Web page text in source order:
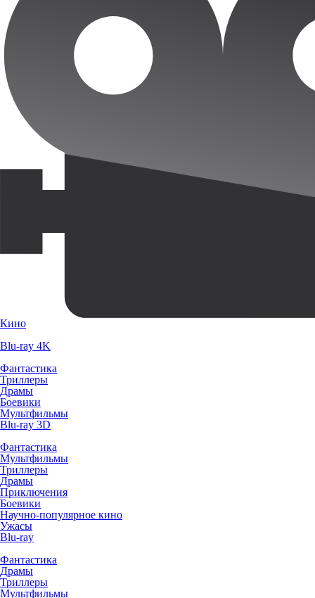
Кино
Blu-ray 4K
Фантастика
Триллеры
Драмы
Боевики
Мультфильмы
Blu-ray 3D
Фантастика
Мультфильмы
Триллеры
Драмы
Приключения
Боевики
Научно-популярное кино
Ужасы
Blu-ray
Фантастика
Драмы
Триллеры
Мультфильмы